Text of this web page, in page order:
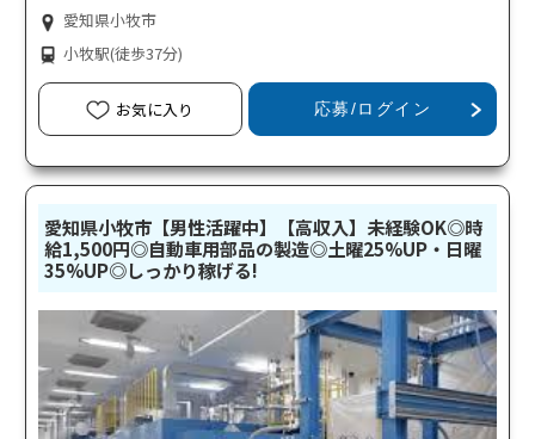
愛知県小牧市
小牧駅(徒歩37分)
お気に入り 応募/ログイン
愛知県小牧市【男性活躍中】【高収入】未経験OK◎時
給1,500円◎自動車用部品の製造◎土曜25%UP・日曜
35%UP◎しっかり稼げる!